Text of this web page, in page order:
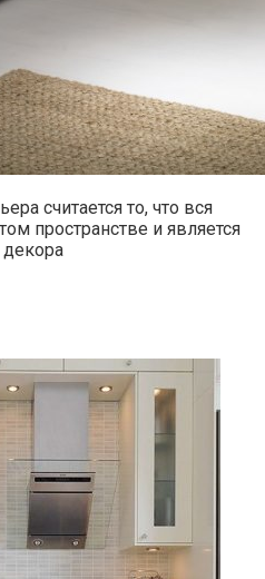
считается то, что вся
пространстве и является